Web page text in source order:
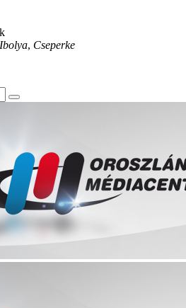
Ibolya, Cseperke